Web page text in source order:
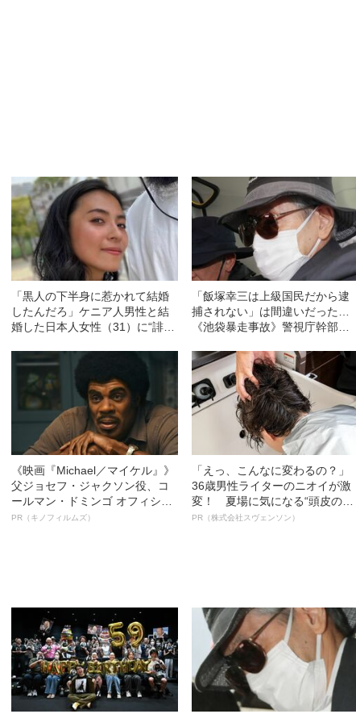
「黒人の下半身に惹かれて結婚
したんだろ」ケニア人男性と結
婚した日本人女性（31）に“誹謗
感じる“外国人差別”のリアル
「飯塚幸三は上級国民だから逮
捕されない」は間違いだった…
《池袋暴走事故》警視庁幹部が
も逮捕を見送った理由
《映画『Michael／マイケル』》
父ジョセフ・ジャクソン役、コ
ールマン・ドミンゴ オフィシャ
ルインタビュー“観客を魅了した
PR（キノフィルムズ）
「えっ、こんなに変わるの？」
36歳男性ライターのニオイが激
変！ 夏場に気になる“頭皮のニ
オイ”や“ベタつき”を解消す
PR（株式会社スヴェンソン）